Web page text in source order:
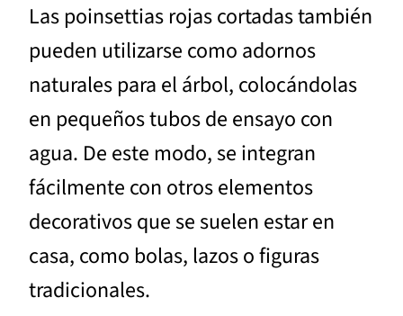
Las poinsettias rojas cortadas también
pueden utilizarse como adornos
naturales para el árbol, colocándolas
en pequeños tubos de ensayo con
agua. De este modo, se integran
fácilmente con otros elementos
decorativos que se suelen estar en
casa, como bolas, lazos o figuras
tradicionales.